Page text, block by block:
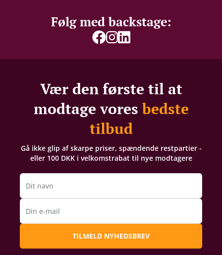
Følg med backstage:
Vær den første til at
modtage voresbedste
tilbud
Gå ikke glip af skarpe priser, spændende restpartier -
eller 100 DKK i velkomstrabat til nye modtagere
Dit navn
Din e-mail
TILMELD NYHEDSBREV